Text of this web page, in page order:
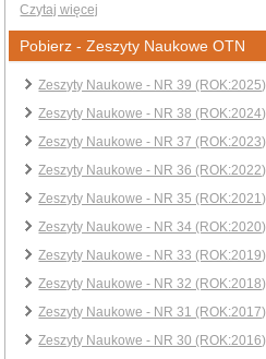
Czytaj więcej
Pobierz - Zeszyty Naukowe OTN
Zeszyty Naukowe - NR 39 (ROK:2025)
Zeszyty Naukowe - NR 38 (ROK:2024)
Zeszyty Naukowe - NR 37 (ROK:2023)
Zeszyty Naukowe - NR 36 (ROK:2022)
Zeszyty Naukowe - NR 35 (ROK:2021)
Zeszyty Naukowe - NR 34 (ROK:2020)
Zeszyty Naukowe - NR 33 (ROK:2019)
Zeszyty Naukowe - NR 32 (ROK:2018)
Zeszyty Naukowe - NR 31 (ROK:2017)
Zeszyty Naukowe - NR 30 (ROK:2016)